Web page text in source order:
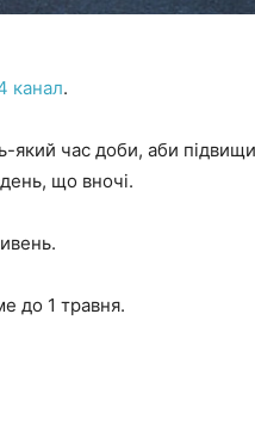
канал.
час доби, аби
що вночі.
до 1 травня.